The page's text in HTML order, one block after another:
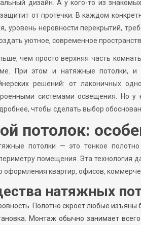
дизайн. А у кого-то из
от протечки. В каждом
уровень неровности перекрытий,
уютное, современное
чем просто верхняя часть
При этом и натяжные потолки, и
решений: от лаконичных
системами освещения. Но
чтобы сделать выбор
потолок:
потолки — это тонкое
помещения. Эта технология
квартир, офисов,
натяжных
Полотно скроет любые изъяны
Монтаж обычно занимает